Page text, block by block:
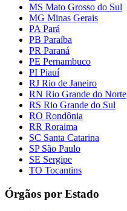
MS Mato Grosso do Sul
MG Minas Gerais
PA Pará
PB Paraíba
PR Paraná
PE Pernambuco
PI Piauí
RJ Rio de Janeiro
RN Rio Grande do Norte
RS Rio Grande do Sul
RO Rondônia
RR Roraima
SC Santa Catarina
SP São Paulo
SE Sergipe
TO Tocantins
Órgãos por Estado